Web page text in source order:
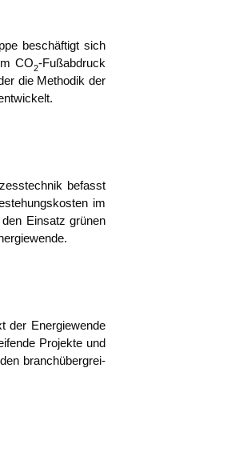
beschäf­tigt sich
CO2-Fuß­ab­druck
die Metho­dik der
befasst
im
Ein­satz grü­nen
der Ener­gie­wen­de
Pro­jek­te und
branch­über­grei­